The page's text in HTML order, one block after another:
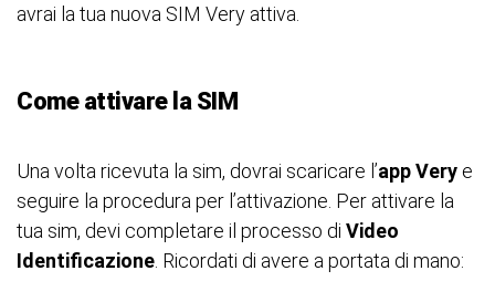
avrai la tua nuova SIM Very attiva.
Come attivare la SIM
Una volta ricevuta la sim, dovrai scaricare l’app Very e
seguire la procedura per l’attivazione. Per attivare la
tua sim, devi completare il processo di Video
Identificazione . Ricordati di avere a portata di mano: